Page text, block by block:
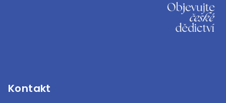
Kontakt